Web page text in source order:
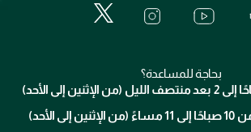
بحاجة للمساعدة؟
الأحد)